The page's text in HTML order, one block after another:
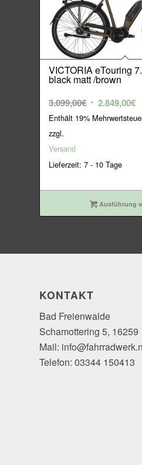
VICTORIA eTouring
black matt /brown
3.099,00€
Preis
2.849,00€
Enthält 19%
zzgl.
Versand
Lieferzeit: 7 - 10 Tage
Ausführung
KONTAKT
Bad Freienwalde
Schamottering 5, 16259
Mail:
Telefon: 03344 150413